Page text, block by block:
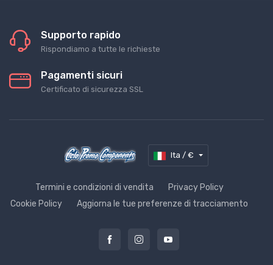
Supporto rapido
Rispondiamo a tutte le richieste
Pagamenti sicuri
Certificato di sicurezza SSL
Ita / €
Termini e condizioni di vendita
Privacy Policy
Cookie Policy
Aggiorna le tue preferenze di tracciamento